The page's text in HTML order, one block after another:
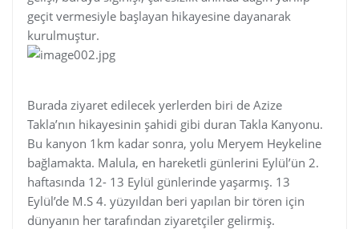
geçit vermesiyle başlayan hikayesine dayanarak
kurulmuştur.
Burada ziyaret edilecek yerlerden biri de Azize
Takla’nın hikayesinin şahidi gibi duran Takla Kanyonu.
Bu kanyon 1km kadar sonra, yolu Meryem Heykeline
bağlamakta. Malula, en hareketli günlerini Eylül’ün 2.
haftasında 12- 13 Eylül günlerinde yaşarmış. 13
Eylül’de M.S 4. yüzyıldan beri yapılan bir tören için
dünyanın her tarafından ziyaretçiler gelirmiş.